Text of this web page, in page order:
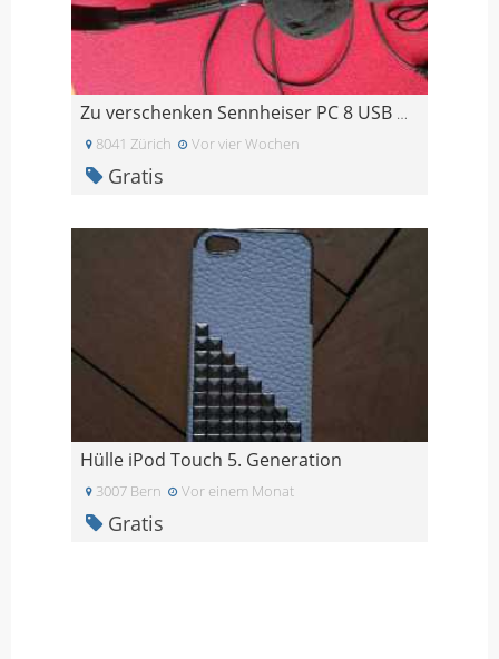
Zu verschenken Sennheiser PC 8 USB Headset
8041 Zürich Vor vier Wochen
Gratis
Hülle iPod Touch 5. Generation
3007 Bern Vor einem Monat
Gratis